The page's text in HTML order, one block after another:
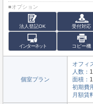
■オプション
法人登記OK 受付対応
インターネット コピー機
個室プラン
オフィ
人数：
面積：
初期費
月額賃